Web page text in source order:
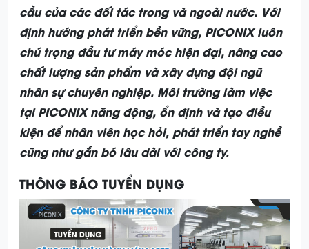
cầu của các đối tác trong và ngoài nước. Với
định hướng phát triển bền vững, PICONIX luôn
chú trọng đầu tư máy móc hiện đại, nâng cao
chất lượng sản phẩm và xây dựng đội ngũ
nhân sự chuyên nghiệp. Môi trường làm việc
tại PICONIX năng động, ổn định và tạo điều
kiện để nhân viên học hỏi, phát triển tay nghề
cũng như gắn bó lâu dài với công ty.
THÔNG BÁO TUYỂN DỤNG